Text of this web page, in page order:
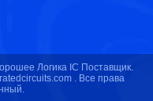
Логика IC Поставщик.
. Все права